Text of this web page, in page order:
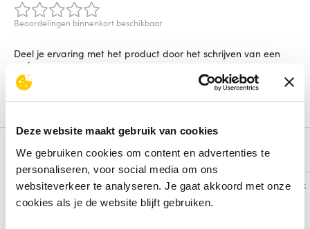
Deze website maakt gebruik van cookies
We gebruiken cookies om content en advertenties te
personaliseren, voor social media om ons
websiteverkeer te analyseren. Je gaat akkoord met onze
cookies als je de website blijft gebruiken.
Beoordelingen binnenkort beschikbaar
Deel je ervaring met het product door het schrijven van een
review.
Schrijf een review
Alternatieven
Vergelijk Vergelijk